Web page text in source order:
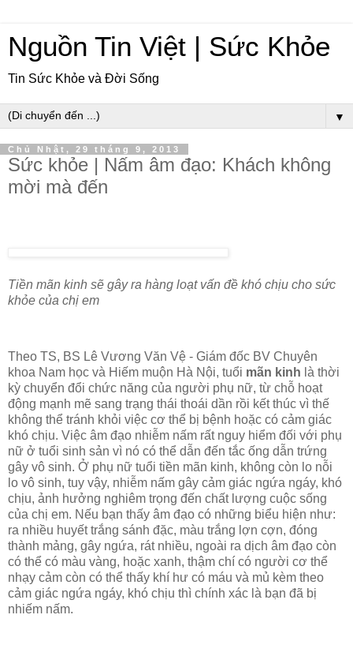
Nguồn Tin Việt | Sức Khỏe
Tin Sức Khỏe và Đời Sống
▼
Chủ Nhật, 29 tháng 9, 2013
Sức khỏe | Nấm âm đạo: Khách không
mời mà đến
Tiền mãn kinh sẽ gây ra hàng loạt vấn đề khó chịu cho sức
khỏe của chị em
Theo TS, BS Lê Vương Văn Vệ - Giám đốc BV Chuyên
khoa Nam học và Hiếm muộn Hà Nội, tuổi mãn kinh là thời
kỳ chuyển đổi chức năng của người phụ nữ, từ chỗ hoạt
động mạnh mẽ sang trạng thái thoái dần rồi kết thúc vì thế
không thể tránh khỏi việc cơ thể bị bệnh hoặc có cảm giác
khó chịu. Việc âm đạo nhiễm nấm rất nguy hiểm đối với phụ
nữ ở tuổi sinh sản vì nó có thể dẫn đến tắc ống dẫn trứng
gây vô sinh. Ở phụ nữ tuổi tiền mãn kinh, không còn lo nỗi
lo vô sinh, tuy vậy, nhiễm nấm gây cảm giác ngứa ngáy, khó
chịu, ảnh hưởng nghiêm trọng đến chất lượng cuộc sống
của chị em. Nếu bạn thấy âm đạo có những biểu hiện như:
ra nhiều huyết trắng sánh đặc, màu trắng lợn cợn, đóng
thành mảng, gây ngứa, rát nhiều, ngoài ra dịch âm đạo còn
có thể có màu vàng, hoặc xanh, thậm chí có người cơ thể
nhạy cảm còn có thể thấy khí hư có máu và mủ kèm theo
cảm giác ngứa ngáy, khó chịu thì chính xác là bạn đã bị
nhiếm nấm.